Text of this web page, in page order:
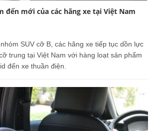
đến mới của các hãng xe tại Việt Nam
SUV cỡ B, các hãng xe tiếp tục dồn lực
trung tại Việt Nam với hàng loạt sản phẩm
đến xe thuần điện.